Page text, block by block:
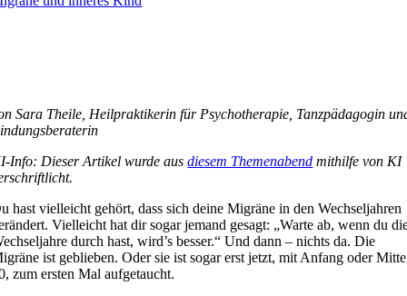
Sara Theile, Heilpraktikerin für Psychotherapie, Tanzpädagogin
Info: Dieser Artikel wurde ausdiesem Themenabend mithilfe von KI
hast vielleicht gehört, dass sich deine Migräne in den Wechseljahren
Vielleicht hat dir sogar jemand gesagt: „Warte ab, wenn du
durch hast, wird’s besser.“ Und dann – nichts da. Die
ist geblieben. Oder sie ist sogar erst jetzt, mit Anfang oder Mitte
zum ersten Mal aufgetaucht.